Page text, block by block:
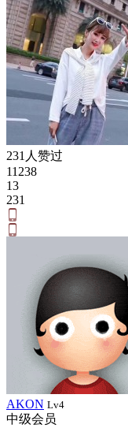
231人赞过
11238
13
231
AKON Lv4
中级会员